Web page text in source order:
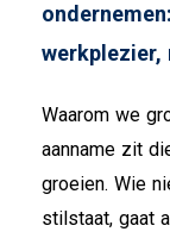
werkplezier,
Waarom we
aanname zit
groeien. Wie
stilstaat, gaat